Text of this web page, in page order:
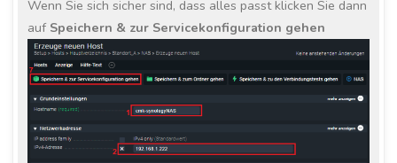
Wenn Sie sich sicher sind, dass alles passt klicken Sie dann
auf Speichern & zur Servicekonfiguration gehen